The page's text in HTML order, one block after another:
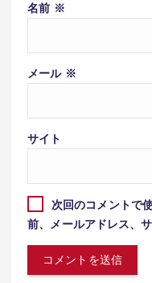
名前 ※
メール ※
サイト
次回のコメントで
前、メールアドレス、